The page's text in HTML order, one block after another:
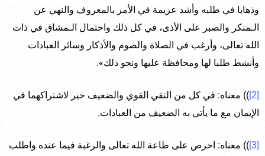
وذهابا في طلبه وأشد عزيمة في الأمر بالمعروف والنهي عن
الـمنكر والصبر على الأذى، في كل ذلك واحتمال الـمشاق في ذات
الله تعالى، وأرغب في الصلاة والصوم والأذكار وسائر العبادات
وأنشط طلبا لها ومحافظة عليها ونحو ذلك».
[2]
)) معناه: في كل من التقي القوي والضعيف خير لاشتراكهما في
الإيمان مع ما يأتي به الضعيف من العبادات.
[3]
)) معناه: احرص على طاعة الله تعالى والرغبة فيما عنده واطلب